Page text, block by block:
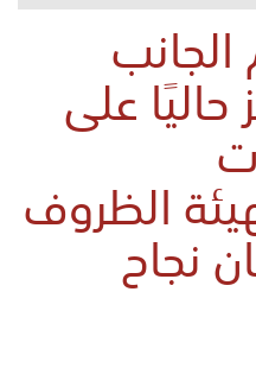
على
الظروف
نجاح